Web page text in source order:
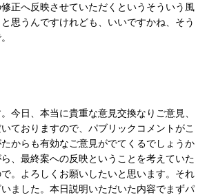
正へ反映させていただくというそういう風
思うんですけれども、いいですかね、そう
今日、本当に貴重な意見交換なりご意見、
ておりますので、パブリックコメントがこ
からも有効なご意見がでてくるでしょうか
、最終案への反映ということを考えていた
。よろしくお願いしたいと思います。それ
ました。本日説明いただいた内容でまずパ